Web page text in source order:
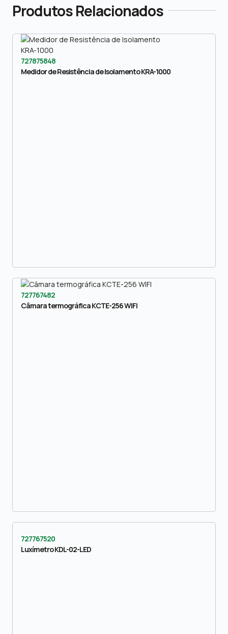
Produtos Relacionados
727875848
Medidor de Resistência de Isolamento KRA-1000
727767482
Câmara termográfica KCTE-256 WIFI
727767520
Luxímetro KDL-02-LED